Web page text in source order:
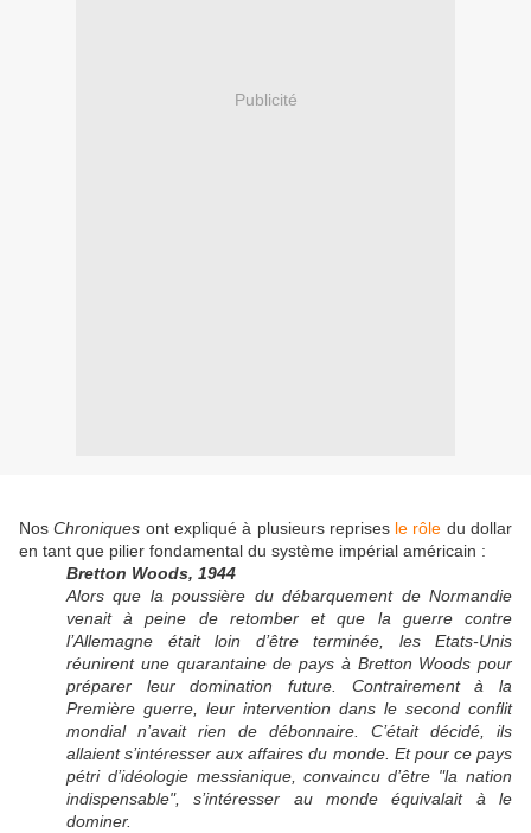
Publicité
NosChroniques ont expliqué à plusieurs reprises le rôle du dollar
en tant que pilier fondamental du système impérial américain :
Bretton Woods, 1944
Alors que la poussière du débarquement de Normandie
venait à peine de retomber et que la guerre contre
l’Allemagne était loin d’être terminée, les Etats-Unis
réunirent une quarantaine de pays à Bretton Woods pour
préparer leur domination future. Contrairement à la
Première guerre, leur intervention dans le second conflit
mondial n’avait rien de débonnaire. C’était décidé, ils
allaient s’intéresser aux affaires du monde. Et pour ce pays
pétri d’idéologie messianique, convaincu d’être "la nation
indispensable", s’intéresser au monde équivalait à le
dominer.